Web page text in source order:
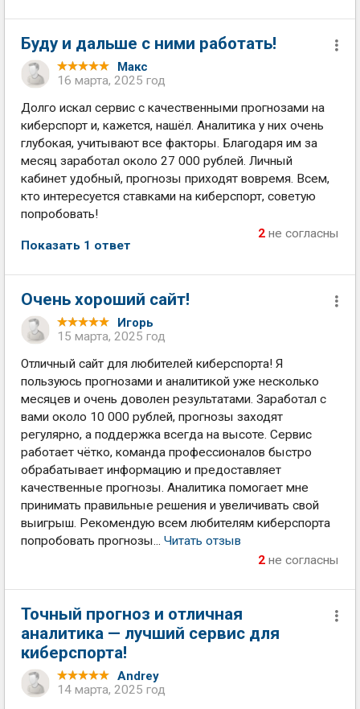
Буду и дальше с ними работать!
Макс
16 марта, 2025 год
Долго искал сервис с качественными прогнозами на
киберспорт и, кажется, нашёл. Аналитика у них очень
глубокая, учитывают все факторы. Благодаря им за
месяц заработал около 27 000 рублей. Личный
кабинет удобный, прогнозы приходят вовремя. Всем,
кто интересуется ставками на киберспорт, советую
попробовать!
2 не согласны
Показать 1 ответ
Очень хороший сайт!
Игорь
15 марта, 2025 год
Отличный сайт для любителей киберспорта! Я
пользуюсь прогнозами и аналитикой уже несколько
месяцев и очень доволен результатами. Заработал с
вами около 10 000 рублей, прогнозы заходят
регулярно, а поддержка всегда на высоте. Сервис
работает чётко, команда профессионалов быстро
обрабатывает информацию и предоставляет
качественные прогнозы. Аналитика помогает мне
принимать правильные решения и увеличивать свой
выигрыш. Рекомендую всем любителям киберспорта
попробовать прогнозы... Читать отзыв
2 не согласны
Точный прогноз и отличная
аналитика — лучший сервис для
киберспорта!
Andrey
14 марта, 2025 год